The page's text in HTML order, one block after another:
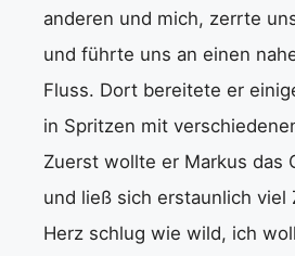
anderen und mich, zerrte
und führte uns an einen
Fluss. Dort bereitete er
in Spritzen mit
Zuerst wollte er Markus das
und ließ sich erstaunlich viel
Herz schlug wie wild, ich